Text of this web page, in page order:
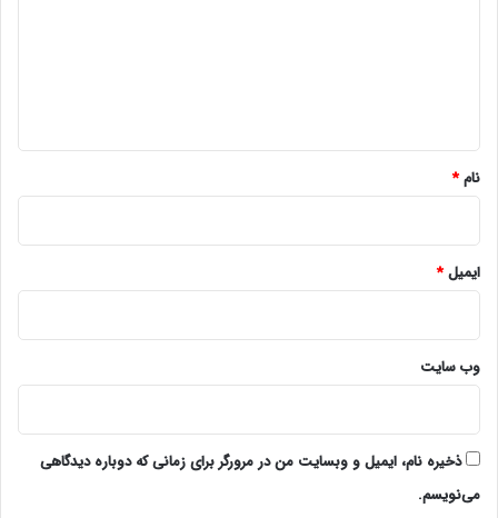
نام*
ایمیل*
وب‌ سایت
ذخیره نام، ایمیل و وبسایت من در مرورگر برای زمانی که دوباره دیدگاهی
می‌نویسم.